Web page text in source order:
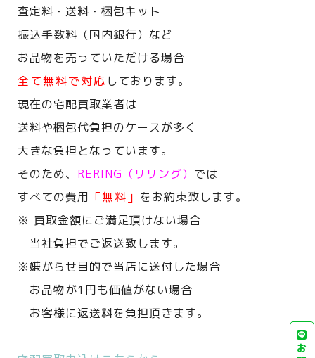
査定料・送料・梱包キット
振込手数料（国内銀行）など
お品物を売っていただける場合
全て無料で対応 しております。
現在の宅配買取業者は
送料や梱包代負担のケースが多く
大きな負担となっています。
そのため、 RERING（リリング） では
すべての費用 「無料」 をお約束致します。
※ 買取金額にご満足頂けない場合
当社負担でご返送致します。
※嫌がらせ目的で当店に送付した場合
お品物が1円も価値がない場合
お客様に返送料を負担頂きます。
お